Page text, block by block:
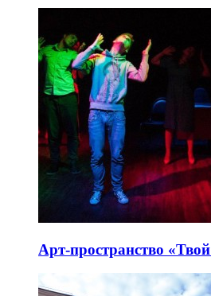
Арт-пространство «Твой